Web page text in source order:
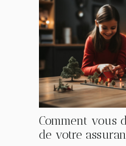
Comment vous
de votre